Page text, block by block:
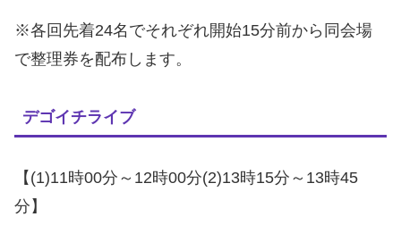
※各回先着24名でそれぞれ開始15分前から同会場
で整理券を配布します。
デゴイチライブ
【(1)11時00分～12時00分(2)13時15分～13時45
分】